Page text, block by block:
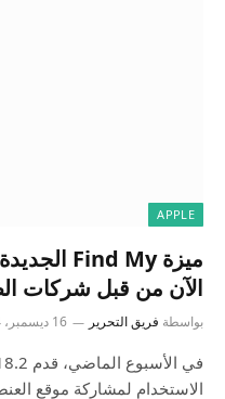
APPLE
الآن من قبل شركات
بواسطة فريق التحرير 16 ديسمبر، 2024
الاستخدام لمشاركة موقع